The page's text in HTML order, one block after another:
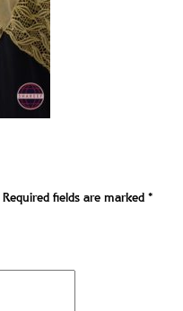
Required fields are marked*